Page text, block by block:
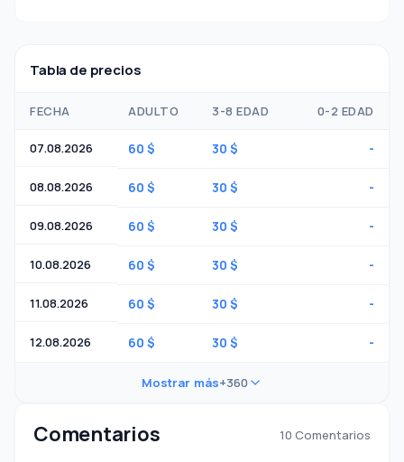
Tabla de precios
FECHA ADULTO 3-8 EDAD 0-2 EDAD
07.08.2026 60 $ 30 $ -
08.08.2026 60 $ 30 $ -
09.08.2026 60 $ 30 $ -
10.08.2026 60 $ 30 $ -
11.08.2026 60 $ 30 $ -
12.08.2026 60 $ 30 $ -
Mostrar más+360
Comentarios 10 Comentarios